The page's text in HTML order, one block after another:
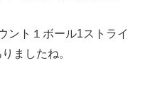
ント１ボール1ストライ
ましたね。